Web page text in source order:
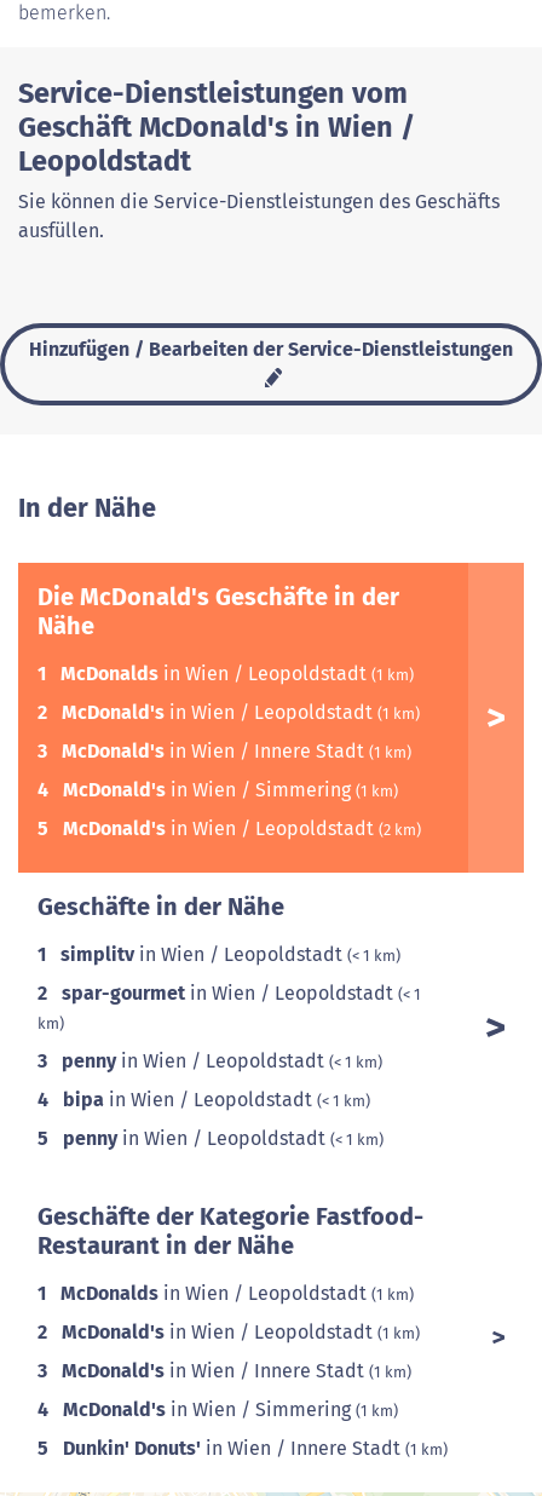
bemerken.
Service-Dienstleistungen vom
Geschäft McDonald's in Wien /
Leopoldstadt
Sie können die Service-Dienstleistungen des Geschäfts
ausfüllen.
Hinzufügen / Bearbeiten der Service-Dienstleistungen
In der Nähe
Die McDonald's Geschäfte in der
Nähe
1 McDonalds in Wien / Leopoldstadt (1 km)
2 McDonald's in Wien / Leopoldstadt (1 km)
3 McDonald's in Wien / Innere Stadt (1 km)
4 McDonald's in Wien / Simmering (1 km)
5 McDonald's in Wien / Leopoldstadt (2 km)
Geschäfte in der Nähe
1 simplitvin Wien / Leopoldstadt (< 1 km)
2 spar-gourmet in Wien / Leopoldstadt (< 1
km)
3 pennyin Wien / Leopoldstadt (< 1 km)
4 bipa in Wien / Leopoldstadt (< 1 km)
5 pennyin Wien / Leopoldstadt (< 1 km)
Geschäfte der Kategorie Fastfood-
Restaurant in der Nähe
1 McDonalds in Wien / Leopoldstadt (1 km)
2 McDonald's in Wien / Leopoldstadt (1 km)
3 McDonald's in Wien / Innere Stadt (1 km)
4 McDonald's in Wien / Simmering (1 km)
5 Dunkin' Donuts' in Wien / Innere Stadt (1 km)